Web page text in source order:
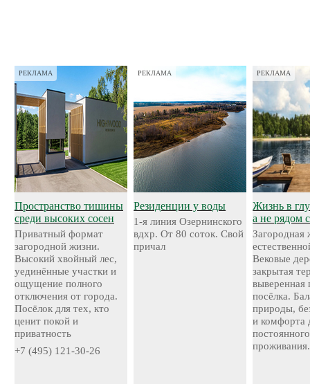
РЕКЛАМА
Пространство тишины
среди высоких сосен
Приватный формат
загородной жизни.
Высокий хвойный лес,
уединённые участки и
ощущение полного
отключения от города.
Посёлок для тех, кто
ценит покой и
приватность
+7 (495) 121-30-26
РЕКЛАМА
Резиденции у воды
1-я линия Озернинского
вдхр. От 80 соток. Свой
причал
РЕКЛАМА
Жизнь в
а не рядом
Загородная
Вековые
закрытая
выверенная
посёлка.
природы,
и комфорта
постоянного
проживания.